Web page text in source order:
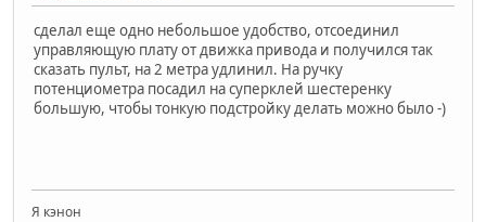
сделал еще одно небольшое удобство, отсоединил
управляющую плату от движка привода и получился так
сказать пульт, на 2 метра удлинил. На ручку
потенциометра посадил на суперклей шестеренку
большую, чтобы тонкую подстройку делать можно было -)
Я кэнон